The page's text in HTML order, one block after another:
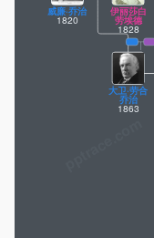
大卫·劳合
乔治
1863
威廉·乔治
1820
伊丽莎白
劳埃德
1828